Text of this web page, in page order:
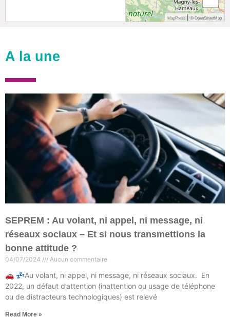
MapPress|© OpenStreetMap
A la une
SEPREM : Au volant, ni appel, ni message, ni
réseaux sociaux – Et si nous transmettions la
bonne attitude ?
04/07/2024 Aucun commentaire
🚗 💤Au volant, ni appel, ni message, ni réseaux sociaux. En
2022, un défaut d’attention (inattention ou usage de téléphone
ou de distracteurs technologiques) est relevé
Read More »